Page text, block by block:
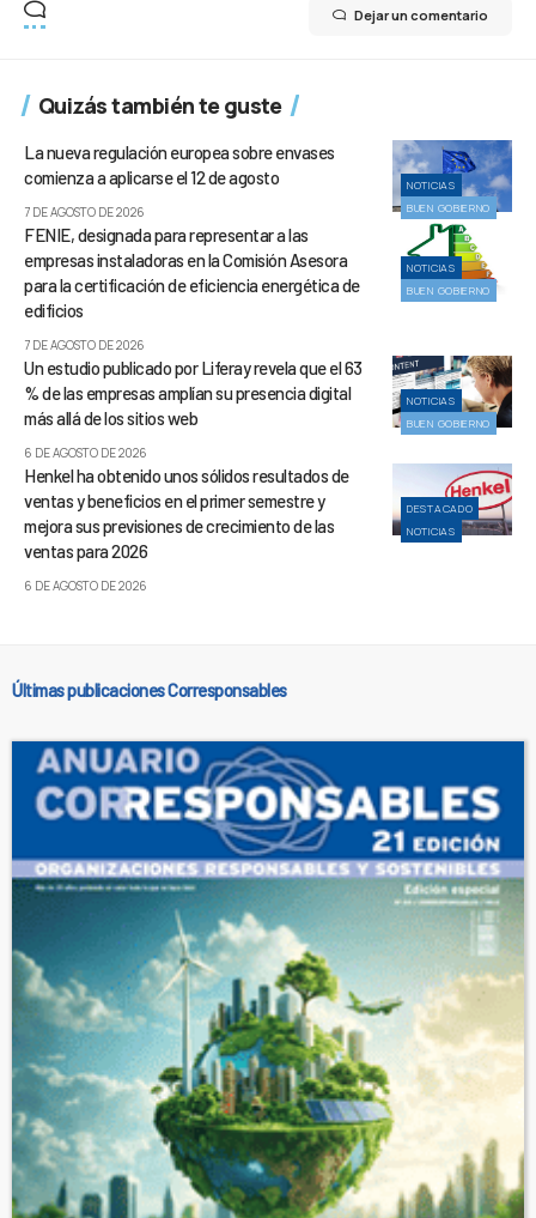
Dejar un comentario
Quizás también te guste
NOTICIAS
BUEN GOBIERNO
La nueva regulación europea sobre envases
comienza a aplicarse el 12 de agosto
7 DE AGOSTO DE 2026
NOTICIAS
BUEN GOBIERNO
FENIE, designada para representar a las
empresas instaladoras en la Comisión Asesora
para la certificación de eficiencia energética de
edificios
7 DE AGOSTO DE 2026
NOTICIAS
BUEN GOBIERNO
Un estudio publicado por Liferay revela que el 63
% de las empresas amplían su presencia digital
más allá de los sitios web
6 DE AGOSTO DE 2026
DESTACADO
NOTICIAS
Henkel ha obtenido unos sólidos resultados de
ventas y beneficios en el primer semestre y
mejora sus previsiones de crecimiento de las
ventas para 2026
6 DE AGOSTO DE 2026
Últimas publicaciones Corresponsables